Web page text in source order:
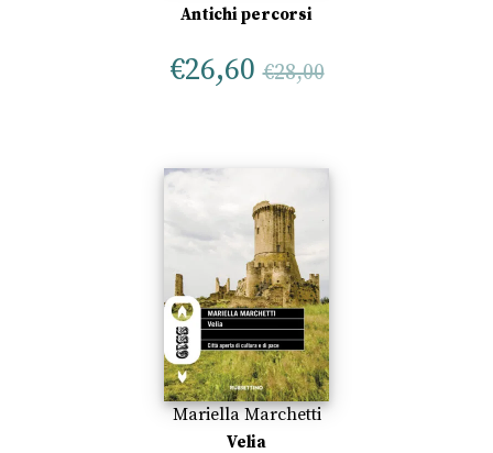
Antichi percorsi
€26,60 €28,00
Mariella Marchetti
Velia